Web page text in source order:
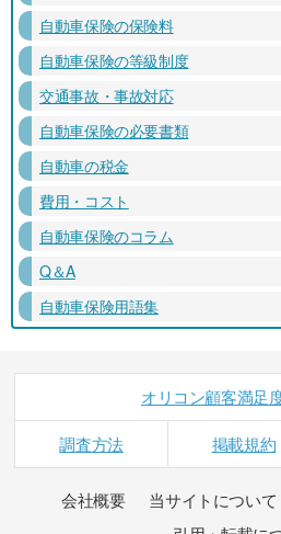
自動車保険の保険料
自動車保険の等級制度
交通事故・事故対応
自動車保険の必要書類
自動車の税金
費用・コスト
自動車保険のコラム
Q＆A
自動車保険用語集
オリコン顧客満足
調査方法 掲載規約
会社概要 当サイトについて